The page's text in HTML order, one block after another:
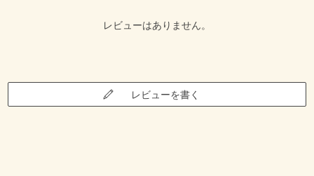
レビューはありません。
レビューを書く